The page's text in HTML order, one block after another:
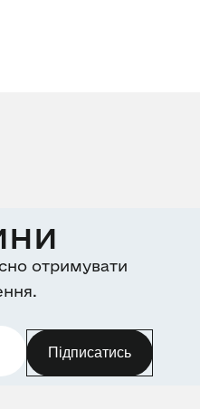
отримувати
Підписатись